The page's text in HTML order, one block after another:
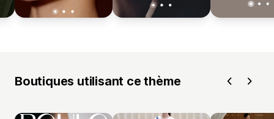
Boutiques utilisant ce thème